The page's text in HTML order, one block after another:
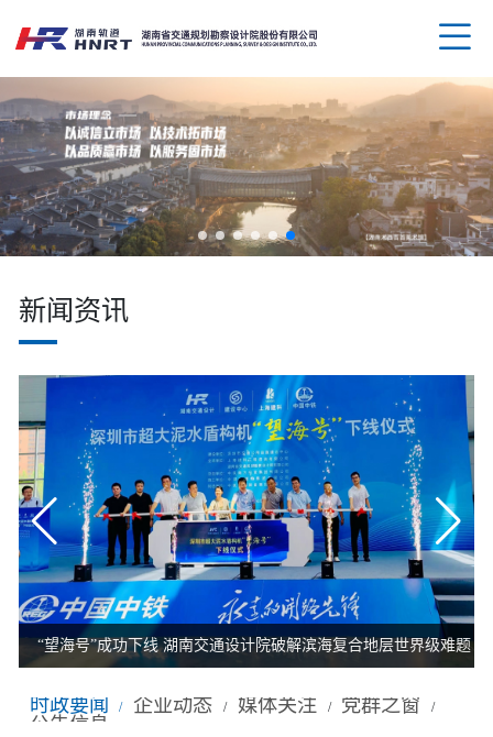
企业
领导
资质
荣誉
历史
企业
业务
公路
水运
市政
轨道
建筑
媒体
党群
公告
时政
科技
创新
博士
特色
知识
人才
招聘
联系
客户
新闻资讯
“望海号”成功下线 湖南交通设计院破解滨海复合地层世界级难题
时政要闻 / 企业动态 / 媒体关注 / 党群之窗 /
公告信息